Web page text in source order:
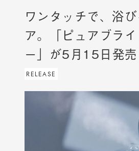
ワンタッチで、浴
ア​。「ピュアブラ
ー」が5月15日発売
RELEASE